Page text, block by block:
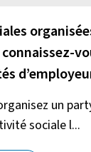
un
sociale l...